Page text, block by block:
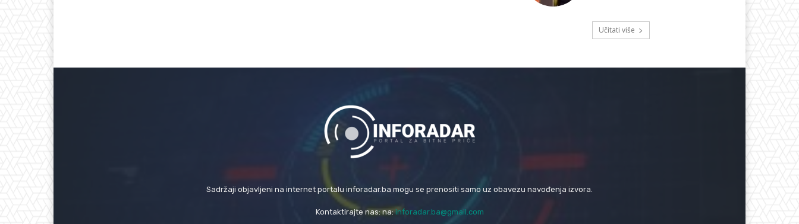
Učitati više
Sadržaji objavljeni na internet portalu inforadar.ba mogu se prenositi samo uz obavezu navođenja izvora.
Kontaktirajte nas: na:inforadar.ba@gmail.com